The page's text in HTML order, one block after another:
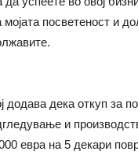
мојата посветеност и
додава дека откуп за
и
евра на 5 декари